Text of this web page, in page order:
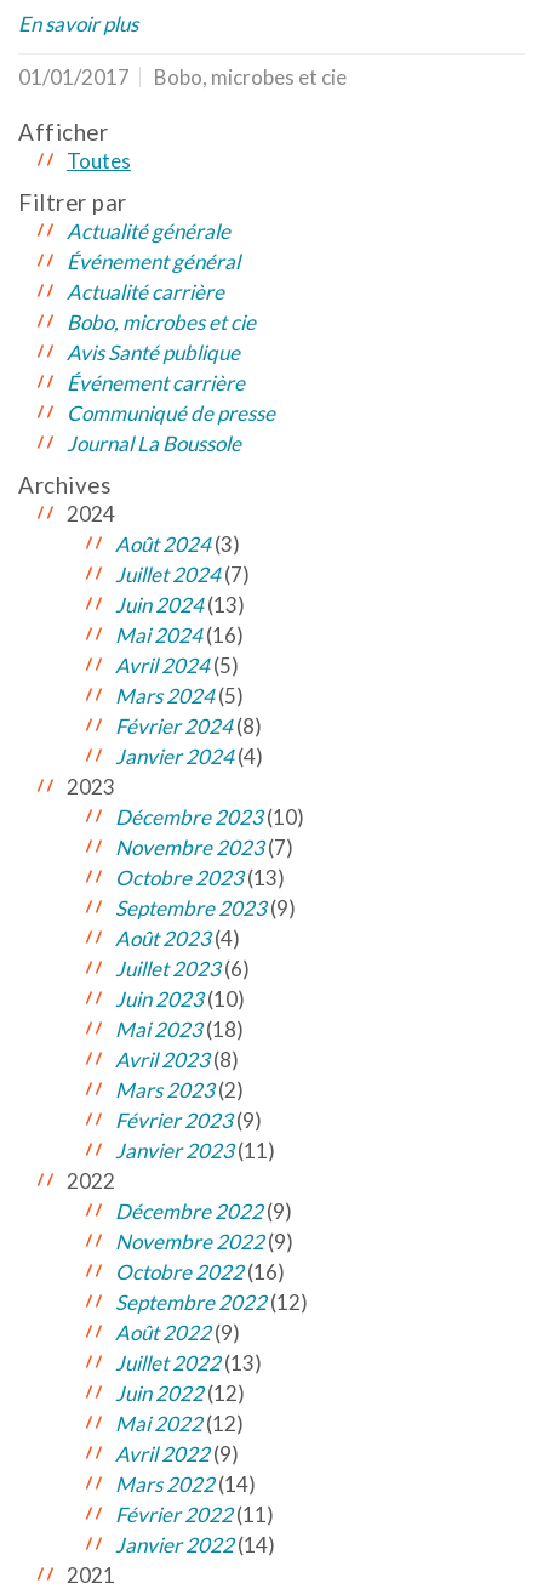
En savoir plus
01/01/2017 Bobo, microbes et cie
Afficher
Toutes
Filtrer par
Actualité générale
Événement général
Actualité carrière
Bobo, microbes et cie
Avis Santé publique
Événement carrière
Communiqué de presse
Journal La Boussole
Archives
2024
Août 2024(3)
Juillet 2024(7)
Juin 2024(13)
Mai 2024(16)
Avril 2024(5)
Mars 2024(5)
Février 2024(8)
Janvier 2024(4)
2023
Décembre 2023(10)
Novembre 2023(7)
Octobre 2023(13)
Septembre 2023(9)
Août 2023(4)
Juillet 2023(6)
Juin 2023(10)
Mai 2023(18)
Avril 2023(8)
Mars 2023(2)
Février 2023(9)
Janvier 2023(11)
2022
Décembre 2022(9)
Novembre 2022(9)
Octobre 2022(16)
Septembre 2022(12)
Août 2022(9)
Juillet 2022(13)
Juin 2022(12)
Mai 2022(12)
Avril 2022(9)
Mars 2022(14)
Février 2022(11)
Janvier 2022(14)
2021